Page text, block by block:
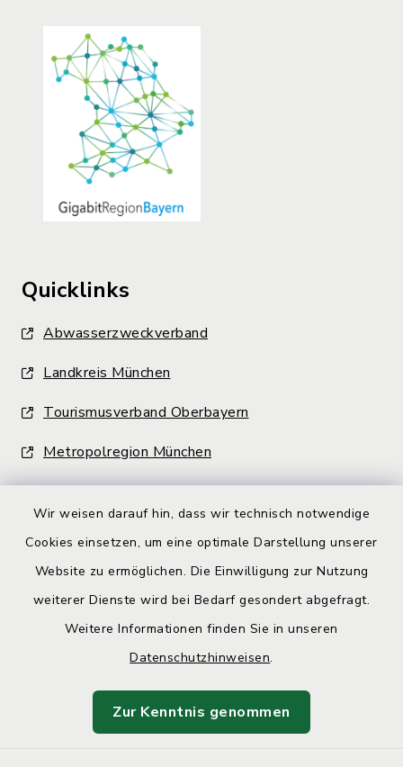
Wir weisen darauf hin, dass wir technisch notwendige
Cookies einsetzen, um eine optimale Darstellung unserer
Website zu ermöglichen. Die Einwilligung zur Nutzung
weiterer Dienste wird bei Bedarf gesondert abgefragt.
Weitere Informationen finden Sie in unseren
Datenschutzhinweisen.
Zur Kenntnis genommen
Quicklinks
Abwasserzweckverband
Landkreis München
Tourismusverband Oberbayern
Metropolregion München
Barrierefreiheit
Impressum